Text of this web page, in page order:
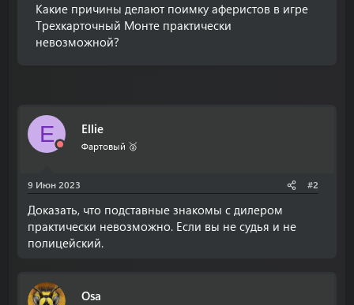
Какие причины делают поимку аферистов в игре
Трехкарточный Монте практически
невозможной?
E Ellie
Фартовый 🥈
9 Июн 2023 #2
Доказать, что подставные знакомы с дилером
практически невозможно. Если вы не судья и не
полицейский.
Osa